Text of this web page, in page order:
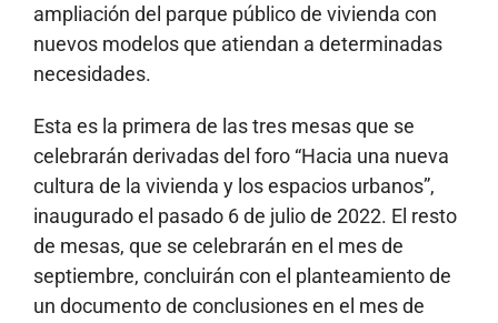
ampliación del parque público de vivienda con
nuevos modelos que atiendan a determinadas
necesidades.
Esta es la primera de las tres mesas que se
celebrarán derivadas del foro “Hacia una nueva
cultura de la vivienda y los espacios urbanos”,
inaugurado el pasado 6 de julio de 2022. El resto
de mesas, que se celebrarán en el mes de
septiembre, concluirán con el planteamiento de
un documento de conclusiones en el mes de